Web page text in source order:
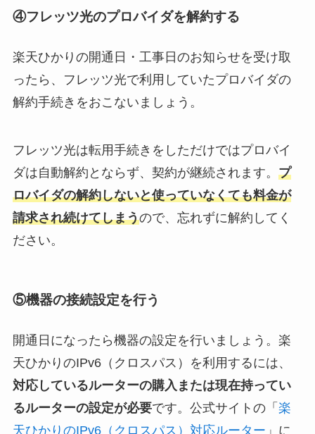
④フレッツ光のプロバイダを解約する
楽天ひかりの開通日・工事日のお知らせを受け取
ったら、フレッツ光で利用していたプロバイダの
解約手続きをおこないましょう。
フレッツ光は転用手続きをしただけではプロバイ
ダは自動解約とならず、契約が継続されます。 プ
ロバイダの解約しないと使っていなくても料金が
請求され続けてしまうので、忘れずに解約してく
ださい。
⑤機器の接続設定を行う
開通日になったら機器の設定を行いましょう。楽
天ひかりのIPv6（クロスパス）を利用するには、
対応しているルーターの購入または現在持ってい
るルーターの設定が必要です。公式サイトの「 楽
天ひかりのIPv6（クロスパス）対応ルーター 」に